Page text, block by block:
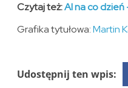
Czytaj też:AI na co dzień
Grafika tytułowa:Martin
Udostępnij ten wpis: